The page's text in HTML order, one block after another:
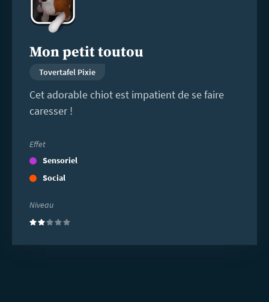
Mon petit toutou
Tovertafel Pixie
Cet adorable chiot est impatient de se faire
caresser !
Effet
Sensoriel
Social
Niveau
(2)